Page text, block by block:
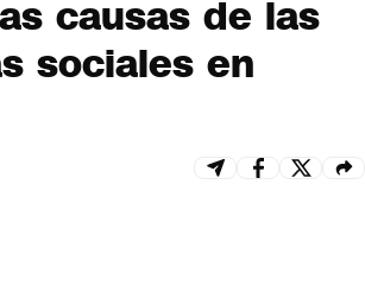
causas de las
sociales en